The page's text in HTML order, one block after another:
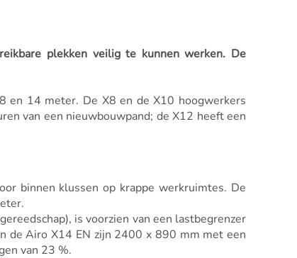
plekken veilig te kunnen werken. De
en 14 meter. De X8 en de X10 hoogwerkers
van een nieuwbouwpand; de X12 heeft een
binnen klussen op krappe werkruimtes. De
is voorzien van een lastbegrenzer
de Airo X14 EN zijn 2400 x 890 mm met een
van 23 %.